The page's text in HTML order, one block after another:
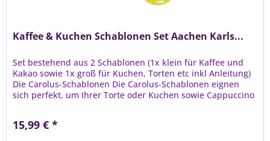
Kaffee & Kuchen Schablonen Set Aachen Karls...
Set bestehend aus 2 Schablonen (1x klein für Kaffee und
Kakao sowie 1x groß für Kuchen, Torten etc inkl Anleitung)
Die Carolus-Schablonen Die Carolus-Schablonen eignen
sich perfekt, um Ihrer Torte oder Kuchen sowie Cappuccino
15,99 € *